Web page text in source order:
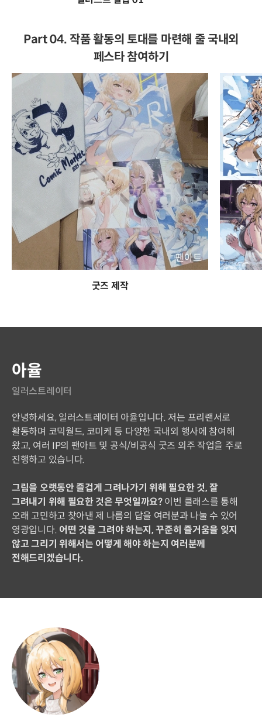
Part 04. 작품 활동의 토대를 마련해 줄 국내외
페스타 참여하기
굿즈 제작
일러스트레이터
아율
안녕하세요, 일러스트레이터 아율입니다. 저는 프리랜서로
활동하며 코믹월드, 코미케 등 다양한 국내외 행사에 참여해
왔고, 여러 IP의 팬아트 및 공식/비공식 굿즈 외주 작업을 주로
진행하고 있습니다.
그림을 오랫동안 즐겁게 그려나가기 위해 필요한 것, 잘
그려내기 위해 필요한 것은 무엇일까요?이번 클래스를 통해
오래 고민하고 찾아낸 제 나름의 답을 여러분과 나눌 수 있어
영광입니다. 어떤 것을 그려야 하는지, 꾸준히 즐거움을 잊지
않고 그리기 위해서는 어떻게 해야 하는지 여러분께
전해드리겠습니다.